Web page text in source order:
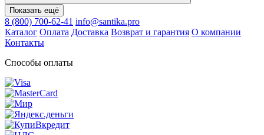
Показать ещё
8 (800) 700-62-41 info@santika.pro
Каталог Оплата Доставка Возврат и гарантия О компании
Контакты
Способы оплаты